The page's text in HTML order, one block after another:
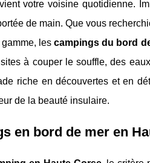
votre voisine quotidienne.
de main. Que vous
les campings du bord
à couper le souffle, des
riche en découvertes et en
de la beauté insulaire.
en bord de mer en